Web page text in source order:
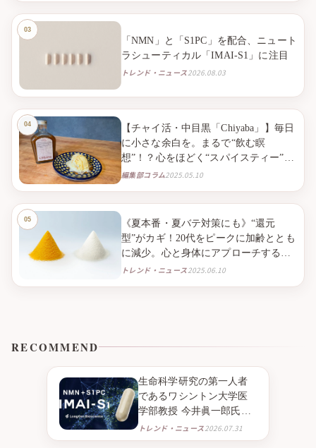
月より臨床試験販売を開始
「NMN」と「S1PC」を配合、ニュート
ラシューティカル「IMAI-S1」に注目
トレンド・ニュース 2026.08.03
【チャイ活・中目黒「Chiyaba」】毎日
に小さな余白を。まるで“飲む瞑
想”！？心をほどく“スパイスティー”と
の出会い。
編集部コラム2025.05.10
《夏本番・夏バテ対策にも》“還元
型”がカギ！20代をピークに加齢ととも
に減少。心と身体にアプローチする
「還元型コエンザイムQ10」で、毎日
トレンド・ニュース 2025.06.10
RECOMMEND
生命科学研究の第一人者
であるワシントン大学医
学部教授 今井眞一郎氏の
新たな挑戦 NMNとニンニ
ク由来成分S1PC※１を組
トレンド・ニュース 2026.07.31